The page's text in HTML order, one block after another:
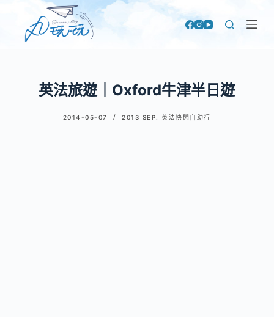
英法旅遊｜Oxford牛津半日遊
2014-05-07 2013 SEP. 英法快閃自助行